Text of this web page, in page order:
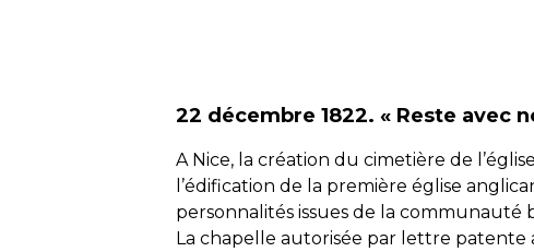
22 décembre 1822. « Reste avec
A Nice, la création du cimetière de
l’édification de la première église
personnalités issues de la communauté
La chapelle autorisée par lettre patente